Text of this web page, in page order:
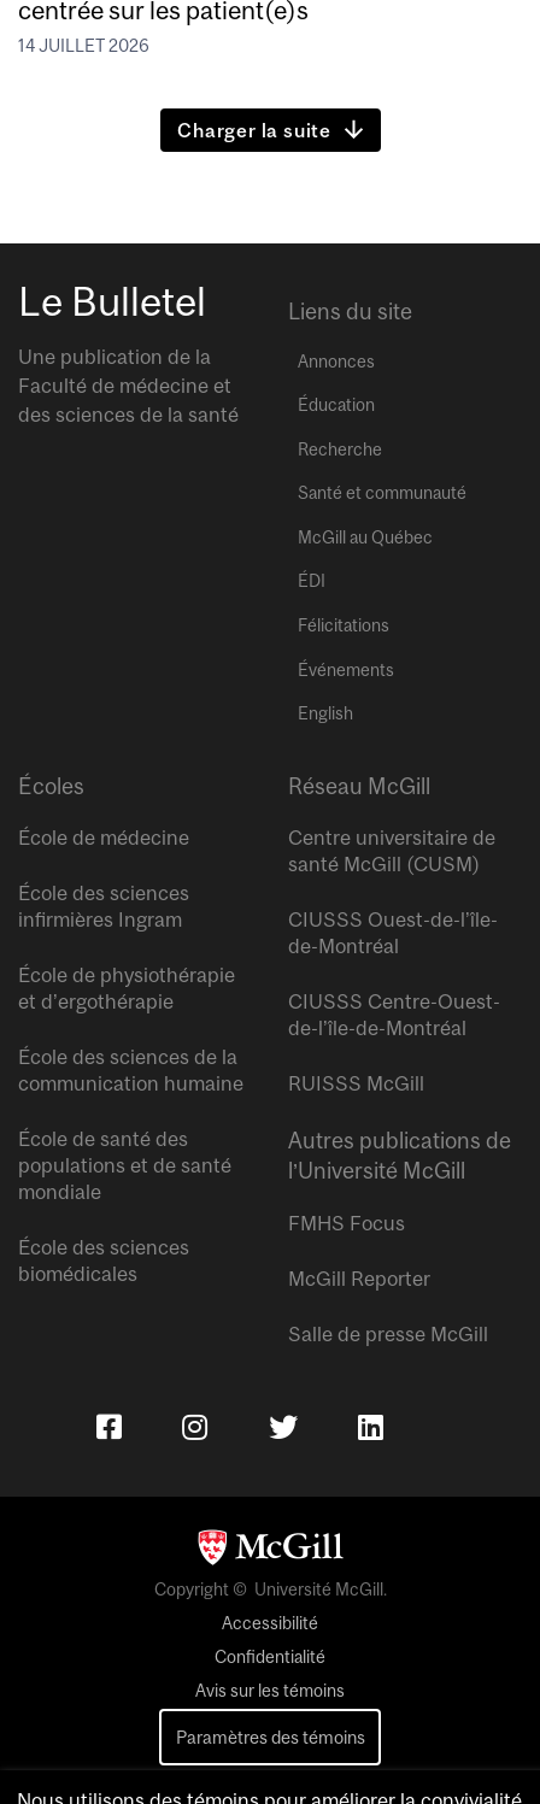
centrée sur les patient(e)s
14 JUILLET 2026
Charger la suite
Le Bulletel
Une publication de la
Faculté de médecine et
des sciences de la santé
Liens du site
Annonces
Éducation
Recherche
Santé et communauté
McGill au Québec
ÉDI
Félicitations
Événements
English
Écoles
École de médecine
École des sciences
infirmières Ingram
École de physiothérapie
et d’ergothérapie
École des sciences de la
communication humaine
École de santé des
populations et de santé
mondiale
École des sciences
biomédicales
Réseau McGill
Centre universitaire de
santé McGill (CUSM)
CIUSSS Ouest-de-l’île-
de-Montréal
CIUSSS Centre-Ouest-
de-l’île-de-Montréal
RUISSS McGill
Autres publications de
l’Université McGill
FMHS Focus
McGill Reporter
Salle de presse McGill
Copyright © Université McGill.
Accessibilité
Confidentialité
Avis sur les témoins
Paramètres des témoins
Pour nous joindre